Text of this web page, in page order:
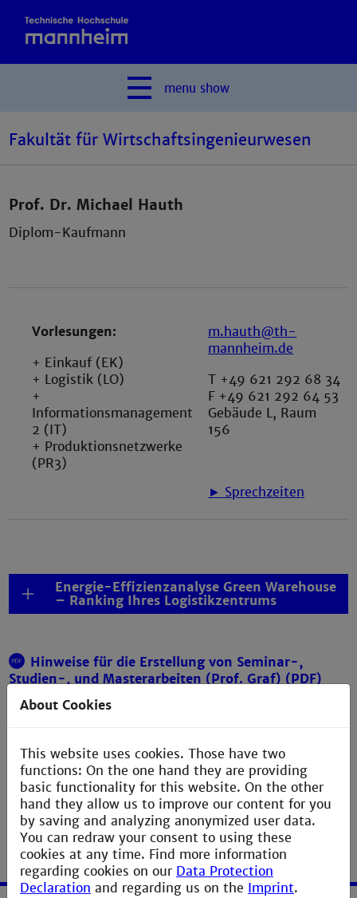
menu show
Fakultät für Wirtschaftsingenieurwesen
Prof. Dr. Michael Hauth
Diplom-Kaufmann
Vorlesungen:
+ Einkauf (EK)
+ Logistik (LO)
+
Informationsmanagement
2 (IT)
+ Produktionsnetzwerke
(PR3)
m.hauth@th-
mannheim.de
T +49 621 292 68 34
F +49 621 292 64 53
Gebäude L, Raum
156
► Sprechzeiten
Energie-Effizienzanalyse Green Warehouse
– Ranking Ihres Logistikzentrums
Hinweise für die Erstellung von Seminar-,
Studien-, und Masterarbeiten (Prof. Graf) (PDF)
Bachelor- und Masterarbeiten(Prof. Klimmer)
About Cookies
This website uses cookies. Those have two
functions: On the one hand they are providing
basic functionality for this website. On the other
hand they allow us to improve our content for you
by saving and analyzing anonymized user data.
You can redraw your consent to using these
cookies at any time. Find more information
regarding cookies on our Data Protection
Declaration and regarding us on the Imprint.